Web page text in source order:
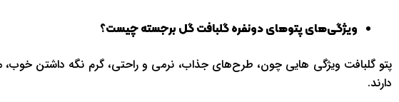
ویژگی‌های پتوهای دونفره گلبافت گل برجسته چیست؟
پتو گلبافت ویژگی هایی چون، طرح‌های جذاب، نرمی و راحتی، گرم نگه داشتن
دارند.